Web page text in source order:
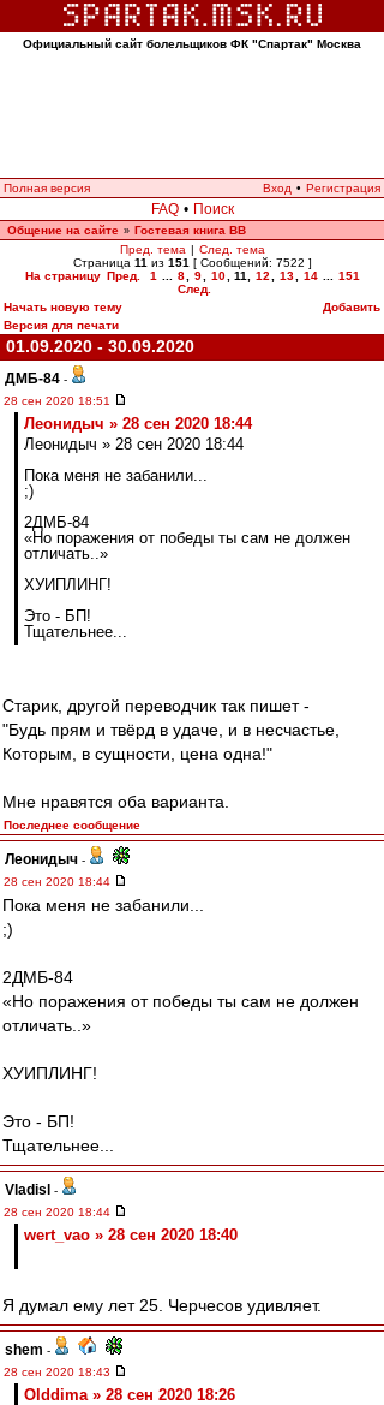
Официальный сайт болельщиков ФК "Спартак" Москва
Полная версия Вход • Регистрация
FAQ • Поиск
Общение на сайте » Гостевая книга ВВ
Пред. тема | След. тема
Страница 11 из 151 [ Сообщений: 7522 ]
На страницу Пред. 1 8 9 10 11 12 13 14
151
След.
Начать новую тему
Добавить
Версия для печати
01.09.2020 - 30.09.2020
ДМБ-84 -
28 сен 2020 18:51
Леонидыч » 28 сен 2020 18:44
Леонидыч » 28 сен 2020 18:44
Пока меня не забанили...
;)
2ДМБ-84
«Но поражения от победы ты сам не должен
отличать..»
ХУИПЛИНГ!
Это - БП!
Тщательнее...
Старик, другой переводчик так пишет -
"Будь прям и твёрд в удаче, и в несчастье,
Которым, в сущности, цена одна!"
Мне нравятся оба варианта.
Последнее сообщение
Леонидыч -
28 сен 2020 18:44
Пока меня не забанили...
;)
2ДМБ-84
«Но поражения от победы ты сам не должен
отличать..»
ХУИПЛИНГ!
Это - БП!
Тщательнее...
Vladisl
-
28 сен 2020 18:44
wert_vao » 28 сен 2020 18:40
Я думал ему лет 25. Черчесов удивляет.
shem -
28 сен 2020 18:43
Olddima » 28 сен 2020 18:26